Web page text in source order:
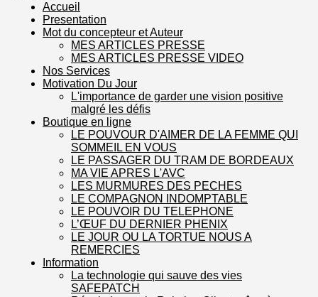
Accueil
Presentation
Mot du concepteur et Auteur
MES ARTICLES PRESSE
MES ARTICLES PRESSE VIDEO
Nos Services
Motivation Du Jour
L'importance de garder une vision positive
malgré les défis
Boutique en ligne
LE POUVOUR D'AIMER DE LA FEMME QUI
SOMMEIL EN VOUS
LE PASSAGER DU TRAM DE BORDEAUX
MA VIE APRES L'AVC
LES MURMURES DES PECHES
LE COMPAGNON INDOMPTABLE
LE POUVOIR DU TELEPHONE
L’ŒUF DU DERNIER PHENIX
LE JOUR OU LA TORTUE NOUS A
REMERCIES
Information
La technologie qui sauve des vies
SAFEPATCH